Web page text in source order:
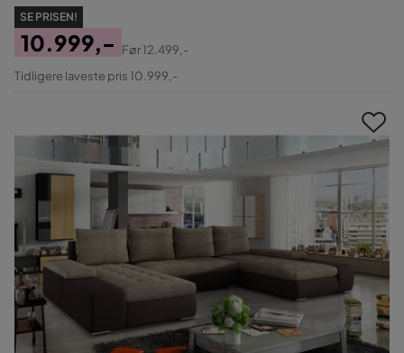
SE PRISEN!
Pris
10.999,-
Original
Før12.499,-
Tidligere laveste pris 10.999,-